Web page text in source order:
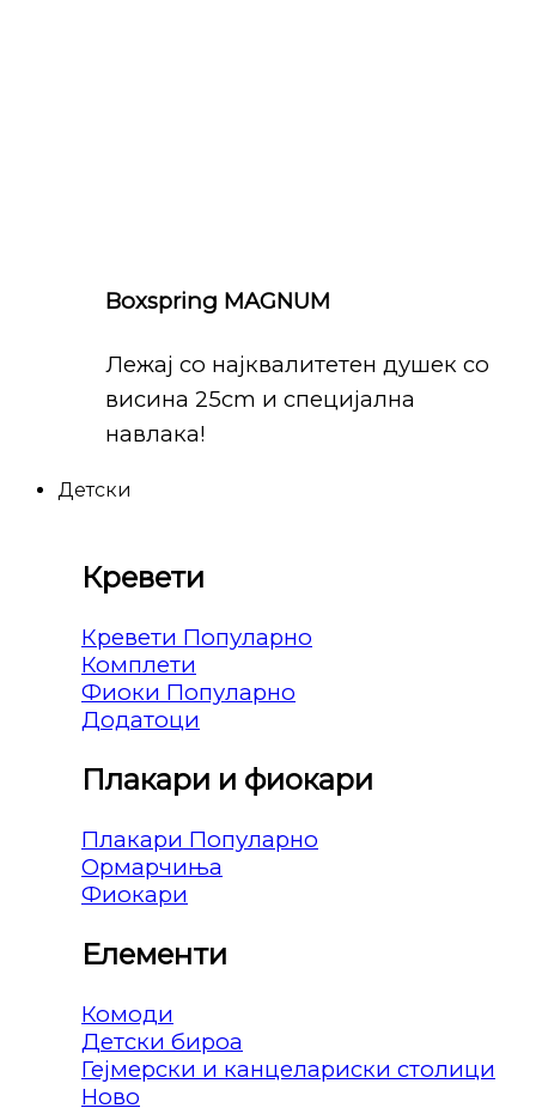
Boxspring MAGNUM
Лежај со најквалитетен душек со
висина 25cm и специјална
навлака!
Детски
Кревети
Кревети
Комплети
Фиоки
Додатоци
Плакари и фиокари
Плакари
Ормарчиња
Фиокари
Елементи
Комоди
Детски бироа
Гејмерски и канцелариски столици